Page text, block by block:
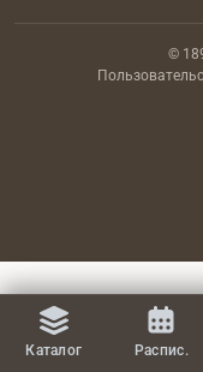
©
Каталог Распис.